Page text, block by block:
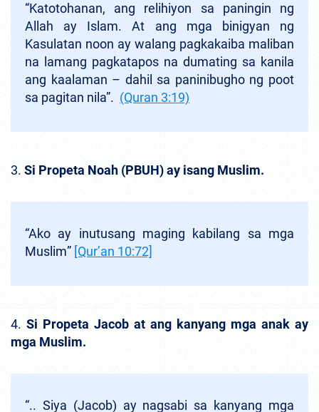
“Katotohanan, ang relihiyon sa paningin ng
Allah ay Islam. At ang mga binigyan ng
Kasulatan noon ay walang pagkakaiba maliban
na lamang pagkatapos na dumating sa kanila
ang kaalaman – dahil sa paninibugho ng poot
sa pagitan nila”. (Quran 3:19)
3. Si Propeta Noah (PBUH) ay isang Muslim.
“Ako ay inutusang maging kabilang sa mga
Muslim” [Qur’an 10:72]
4. Si Propeta Jacob at ang kanyang mga anak ay
mga Muslim.
“.. Siya (Jacob) ay nagsabi sa kanyang mga